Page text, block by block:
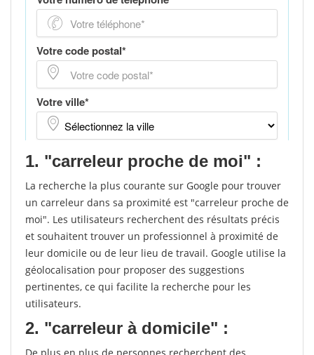
1. "carreleur proche de moi" :
La recherche la plus courante sur Google pour trouver
un carreleur dans sa proximité est "carreleur proche de
moi". Les utilisateurs recherchent des résultats précis
et souhaitent trouver un professionnel à proximité de
leur domicile ou de leur lieu de travail. Google utilise la
géolocalisation pour proposer des suggestions
pertinentes, ce qui facilite la recherche pour les
utilisateurs.
2. "carreleur à domicile" :